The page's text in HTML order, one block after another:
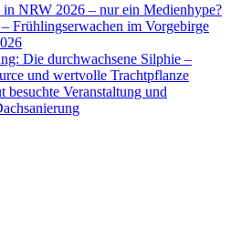
in NRW 2026 – nur ein Medienhype?
Frühlingserwachen im Vorgebirge
Die durchwachsene Silphie –
und wertvolle Trachtpflanze
besuchte Veranstaltung und